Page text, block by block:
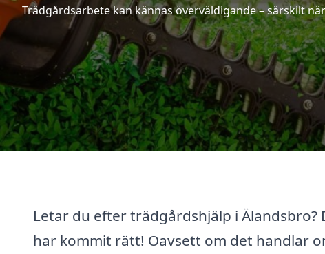
Trädgårdsarbete kan kännas överväldigande – särskilt
Letar du efter trädgårdshjälp i Älandsbro?
har kommit rätt! Oavsett om det handlar